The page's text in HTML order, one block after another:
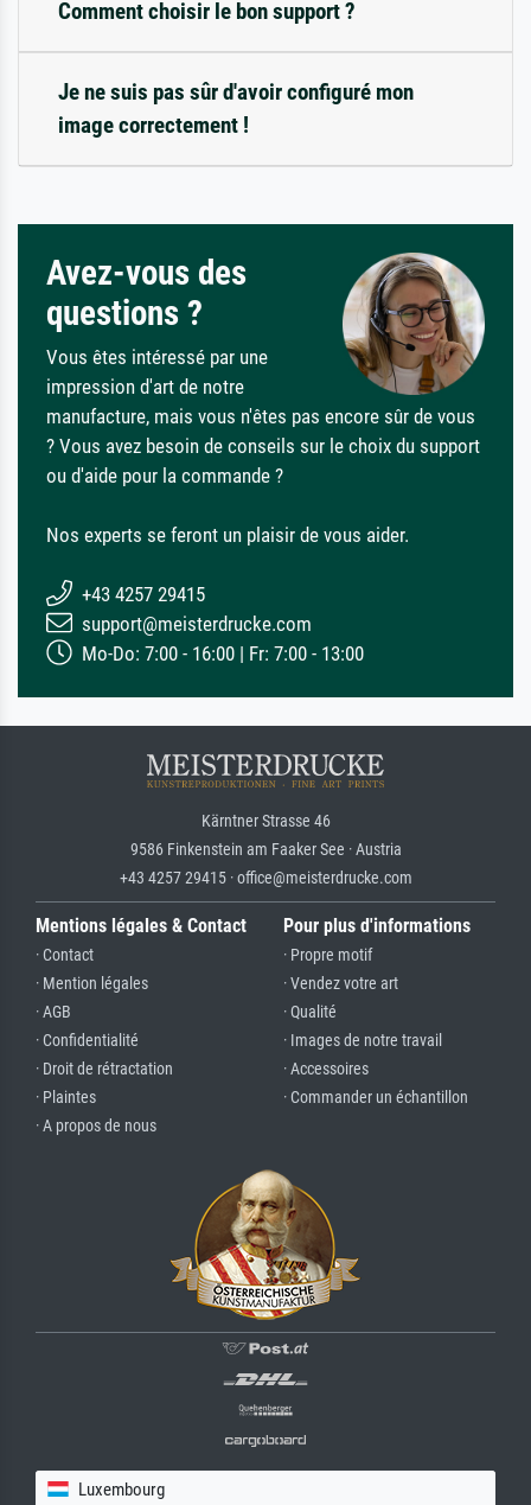
Comment choisir le bon support ?
Je ne suis pas sûr d'avoir configuré mon
image correctement !
Avez-vous des
questions ?
Vous êtes intéressé par une
impression d'art de notre
manufacture, mais vous n'êtes pas encore sûr de vous
? Vous avez besoin de conseils sur le choix du support
ou d'aide pour la commande ?
Nos experts se feront un plaisir de vous aider.
+43 4257 29415
support@meisterdrucke.com
Mo-Do: 7:00 - 16:00 | Fr: 7:00 - 13:00
Kärntner Strasse 46
9586 Finkenstein am Faaker See · Austria
+43 4257 29415 · office@meisterdrucke.com
Mentions légales & Contact
· Contact
· Mention légales
· AGB
· Confidentialité
· Droit de rétractation
· Plaintes
· A propos de nous
Pour plus d'informations
· Propre motif
· Vendez votre art
· Qualité
· Images de notre travail
· Accessoires
· Commander un échantillon
Luxembourg